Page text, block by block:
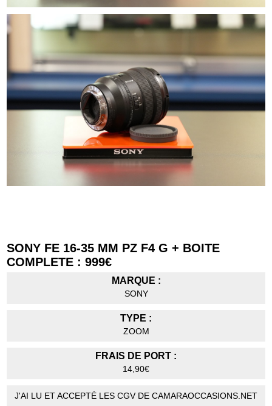
SONY FE 16-35 MM PZ F4 G + BOITE
COMPLETE : 999€
MARQUE :
SONY
TYPE :
ZOOM
FRAIS DE PORT :
14,90€
J'AI LU ET ACCEPTÉ LES CGV DE CAMARAOCCASIONS.NET